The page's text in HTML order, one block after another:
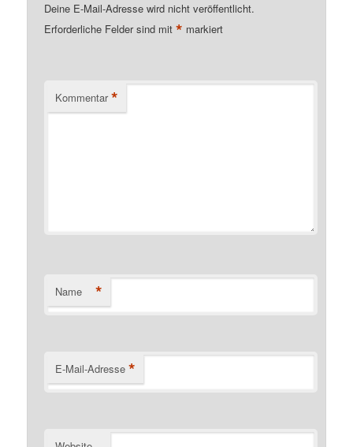
Deine E-Mail-Adresse wird nicht veröffentlicht.
Erforderliche Felder sind mit* markiert
Kommentar *
Name *
E-Mail-Adresse *